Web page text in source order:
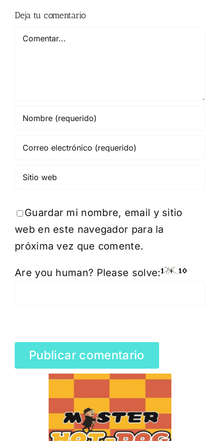
Deja tu comentario
Comentar
Guardar mi nombre, email y sitio
web en este navegador para la
próxima vez que comente.
Are you human? Please solve: